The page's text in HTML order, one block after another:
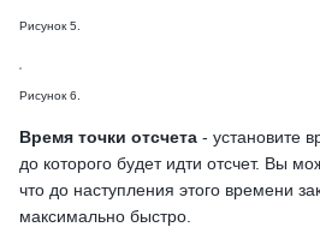
Рисунок 5.
Рисунок 6.
Время точки отсчета - установите
до которого будет идти отсчет. Вы
что до наступления этого времени
максимально быстро.